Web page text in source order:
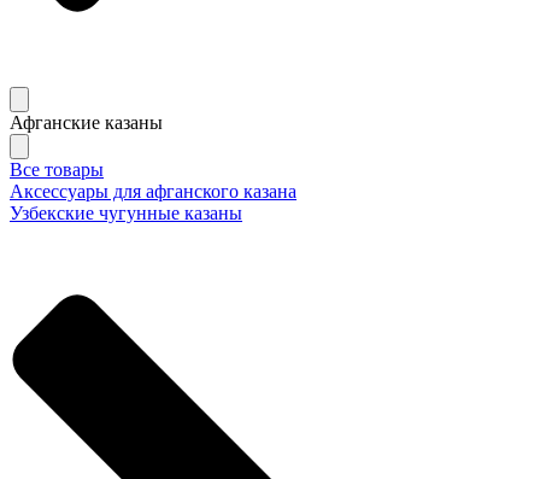
Афганские казаны
Все товары
Аксессуары для афганского казана
Узбекские чугунные казаны